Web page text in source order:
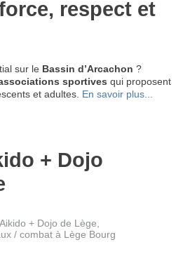
respect et
sur le Bassin d’Arcachon ?
sportives qui proposent
et adultes. En savoir plus...
+ Dojo
+ Dojo de Lège,
/ combat à Lège Bourg